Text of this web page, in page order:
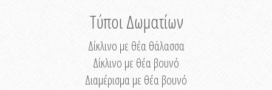
Τύποι Δωματίων
Δίκλινο με θέα θάλασσα
Δίκλινο με θέα βουνό
Διαμέρισμα με θέα βουνό